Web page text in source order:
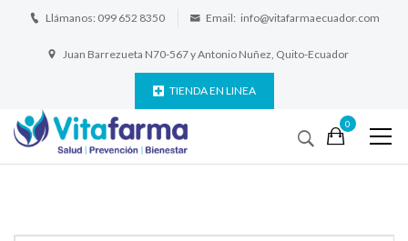
Llámanos: 099 652 8350 Email: info@vitafarmaecuador.com
Juan Barrezueta N70-567 y Antonio Nuñez, Quito-Ecuador
TIENDA EN LINEA
0